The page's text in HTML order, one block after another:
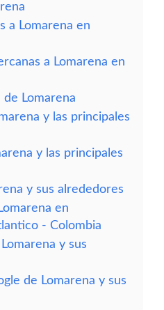
a Lomarena en
a Lomarena en
Lomarena
y las principales
y las principales
y sus alrededores
en
- Colombia
y sus
de Lomarena y sus